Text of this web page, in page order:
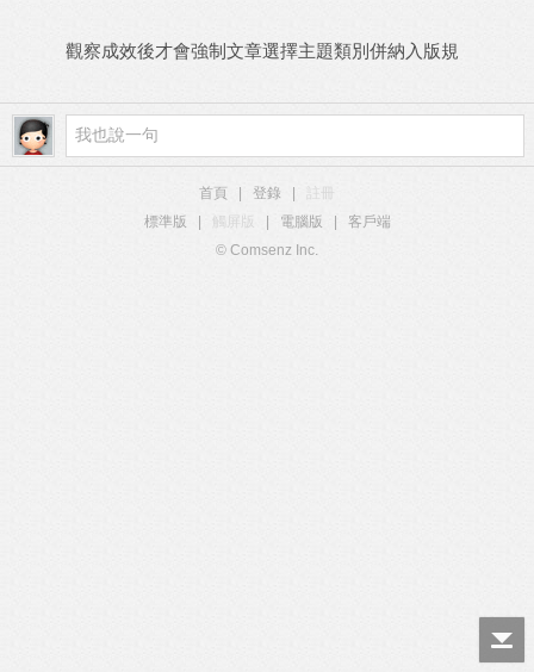
觀察成效後才會強制文章選擇主題類別併納入版規
首頁 登錄
標準版
觸屏版 電腦版
客戶端
© Comsenz Inc.